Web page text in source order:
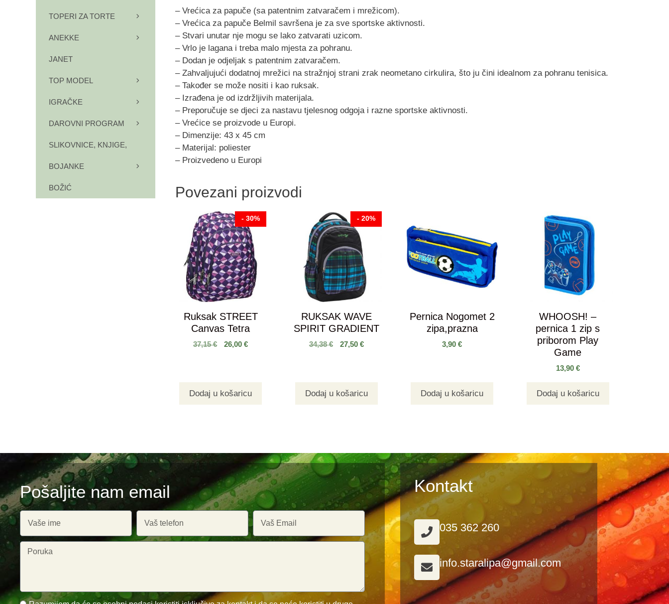
– Vrećica za papuče (sa patentnim zatvaračem i mrežicom).
– Vrećica za papuče Belmil savršena je za sve sportske aktivnosti.
– Stvari unutar nje mogu se lako zatvarati uzicom.
– Vrlo je lagana i treba malo mjesta za pohranu.
– Dodan je odjeljak s patentnim zatvaračem.
– Zahvaljujući dodatnoj mrežici na stražnjoj strani zrak neometano cirkulira, što ju čini idealnom za pohranu tenisica.
– Također se može nositi i kao ruksak.
– Izrađena je od izdržljivih materijala.
– Preporučuje se djeci za nastavu tjelesnog odgoja i razne sportske aktivnosti.
– Vrećice se proizvode u Europi.
– Dimenzije: 43 x 45 cm
– Materijal: poliester
– Proizvedeno u Europi
Povezani proizvodi
- 30%
Ruksak STREET
Canvas Tetra
37,15€ 26,00€
Dodaj u košaricu
- 20%
RUKSAK WAVE
SPIRIT GRADIENT
34,38€ 27,50 €
Dodaj u košaricu
Pernica Nogomet 2
zipa,prazna
3,90€
Dodaj u košaricu
WHOOSH! –
pernica 1 zip s
priborom Play
Game
13,90 €
Dodaj u košaricu
TOPERI ZA TORTE
ANEKKE
JANET
TOP MODEL
IGRAČKE
DAROVNI PROGRAM
SLIKOVNICE, KNJIGE,
BOJANKE
BOŽIĆ
Pošaljite nam email Kontakt
035 362 260
info.staralipa@gmail.com